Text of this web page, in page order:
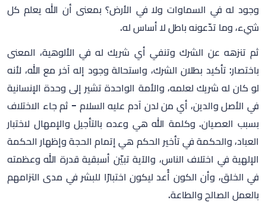
وجود له في السماوات ولا في الأرض؟ بمعنى أن الله يعلم كل
شيء، وما تدّعونه باطل لا أساس له.
ثم تنزهه عن الشرك وتنفي أي شريك له في الألوهية، المعنى
باختصار: تأكيد بطلان الشرك، واستحالة وجود إله آخر مع الله، لأنه
لو كان له شريك لعلمه، والأمة الواحدة تشير إلى وحدة الإنسانية
في الأصل والدين، أي من لدن آدم عليه السلام - ثم جاء الاختلاف
بسبب العصيان. وكلمة الله هي وعده بالتأجيل والإمهال لاختبار
العباد، والحكمة في تأخير الحكم هي إتمام الحجة وإظهار الحكمة
الإلهية في اختلاف الناس، والآية تبيّن أسبقية قدرة الله وعظمته
في الخلق، وأن الكون أُعد ليكون اختبارًا للبشر في مدى التزامهم
بالعمل الصالح والطاعة.